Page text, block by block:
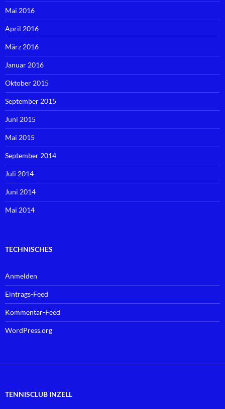
Mai 2016
April 2016
März 2016
Januar 2016
Oktober 2015
September 2015
Juni 2015
Mai 2015
September 2014
Juli 2014
Juni 2014
Mai 2014
TECHNISCHES
Anmelden
Eintrags-Feed
Kommentar-Feed
WordPress.org
TENNISCLUB INZELL